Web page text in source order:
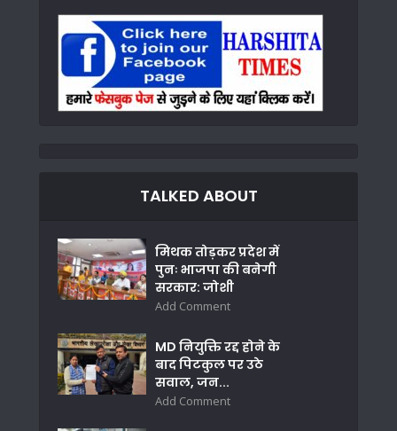
TALKED ABOUT
मिथक तोड़कर प्रदेश में
पुनः भाजपा की बनेगी
सरकार: जोशी
Add Comment
MD नियुक्ति रद्द होने के
बाद पिटकुल पर उठे
सवाल, जन...
Add Comment